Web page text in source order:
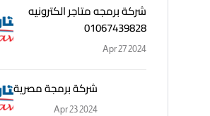
شركة برمجه متاجر الكترونيه
01067439828
Apr 27 2024
شركة برمجة مصرية
Apr 23 2024